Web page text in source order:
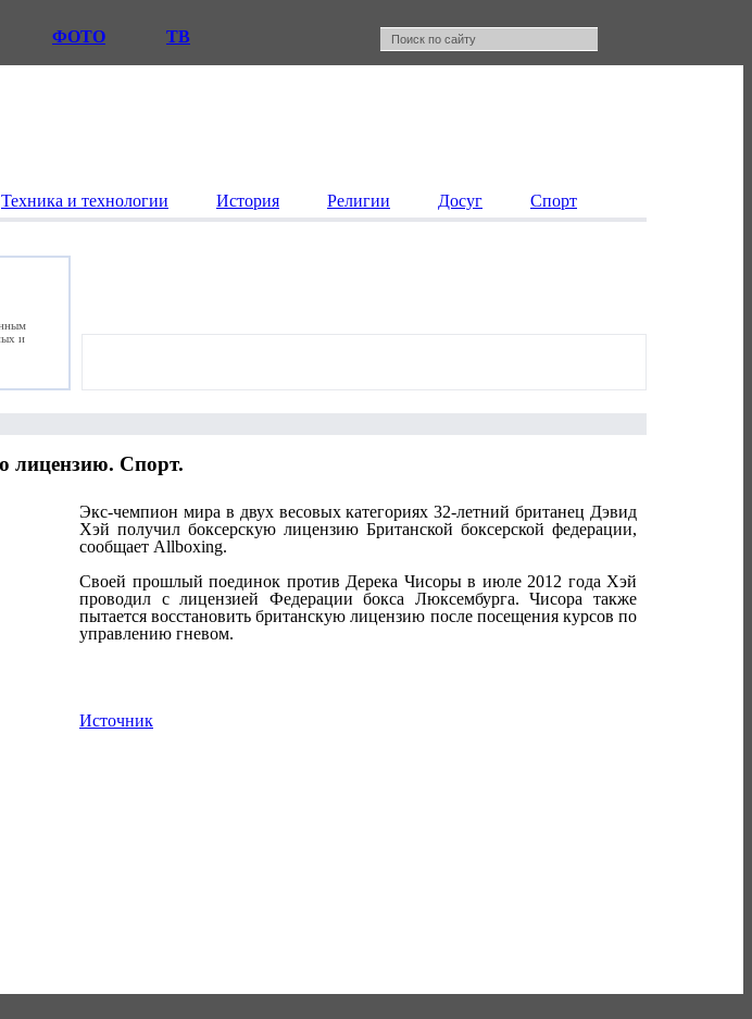
ФОТО ТВ
Техника и технологии История Религии Досуг Спорт
и
лицензию. Спорт.
Экс-чемпион мира в двух весовых категориях 32-летний британец Дэвид
Хэй получил боксерскую лицензию Британской боксерской федерации,
сообщает Allboxing.
Своей прошлый поединок против Дерека Чисоры в июле 2012 года Хэй
проводил с лицензией Федерации бокса Люксембурга. Чисора также
пытается восстановить британскую лицензию после посещения курсов по
управлению гневом.
Источник